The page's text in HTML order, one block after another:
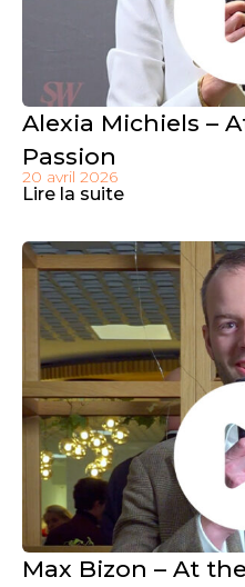
Alexia Michiels –
Passion
20 avril 2026
Lire la suite
Max Bizon – At